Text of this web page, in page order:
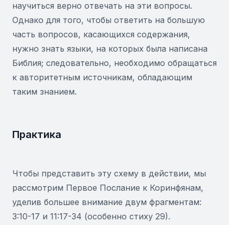
научиться верно отвечать на эти вопросы.
Однако для того, чтобы ответить на большую
часть вопросов, касающихся содержания,
нужно знать языки, на которых была написана
Библия; следовательно, необходимо обращаться
к авторитетным источникам, обладающим
таким знанием.
Практика
Чтобы представить эту схему в действии, мы
рассмотрим Первое Послание к Коринфянам,
уделив большее внимание двум фрагментам:
3:10-17 и 11:17-34 (особенно стиху 29).